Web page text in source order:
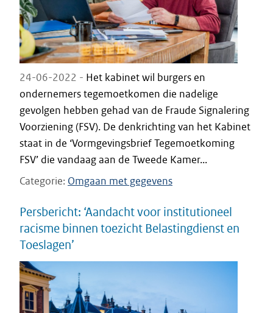
24-06-2022 - Het kabinet wil burgers en
ondernemers tegemoetkomen die nadelige
gevolgen hebben gehad van de Fraude Signalering
Voorziening (FSV). De denkrichting van het Kabinet
staat in de ‘Vormgevingsbrief Tegemoetkoming
FSV’ die vandaag aan de Tweede Kamer...
Categorie Omgaan met gegevens
Persbericht: ‘Aandacht voor institutioneel
racisme binnen toezicht Belastingdienst en
Toeslagen’